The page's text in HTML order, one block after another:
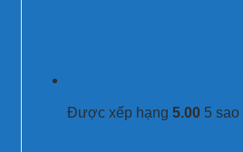
Được xếp hạng 5.00 5 sao